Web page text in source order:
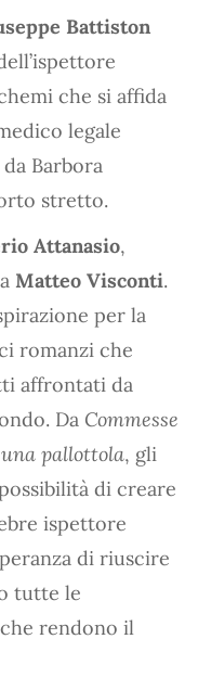
Battiston
che si affida
legale
Barbora
stretto.
Attanasio,
Matteo Visconti.
per la
romanzi che
affrontati da
Da Commesse
pallottola, gli
di creare
ispettore
di riuscire
tutte le
rendono il